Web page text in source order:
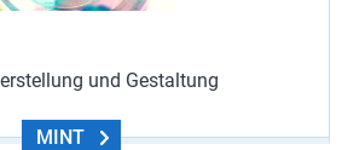
und Gestaltung
MINT